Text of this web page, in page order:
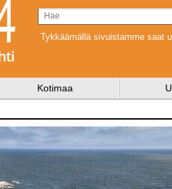
Tykkäämällä sivuistamme saat
Kotimaa